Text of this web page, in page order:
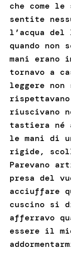
che come
sentite
l’acqua
quando
mani erano
tornavo a
leggere non
riuscivano
tastiera né
le mani di
rigide,
Parevano
presa del
acciuffare
cuscino si
afferravo
essere il